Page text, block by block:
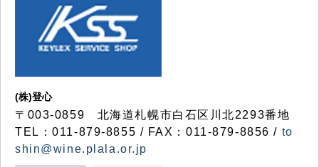
(株)登心
〒003-0859 北海道札幌市白石区川北2293番地
TEL：011-879-8855 / FAX：011-879-8856 / to
shin@wine.plala.or.jp